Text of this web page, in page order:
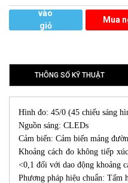
vào
giỏ
Mua
THÔNG SỐ KỸ THUẬT
Hình đo: 45/0 (45 chiếu sáng
Nguồn sáng: CLEDs
Cảm biến: Cảm biến mảng
Khoảng cách đo không tiếp
<0,1 đối với dao động khoảng
Phương pháp hiệu chuẩn: Tấm